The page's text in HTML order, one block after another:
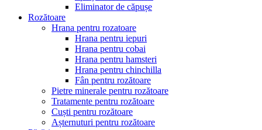
Eliminator de căpușe
Rozătoare
Hrana pentru rozatoare
Hrana pentru iepuri
Hrana pentru cobai
Hrana pentru hamsteri
Hrana pentru chinchilla
Fân pentru rozătoare
Pietre minerale pentru rozătoare
Tratamente pentru rozătoare
Cuști pentru rozătoare
Așternuturi pentru rozătoare